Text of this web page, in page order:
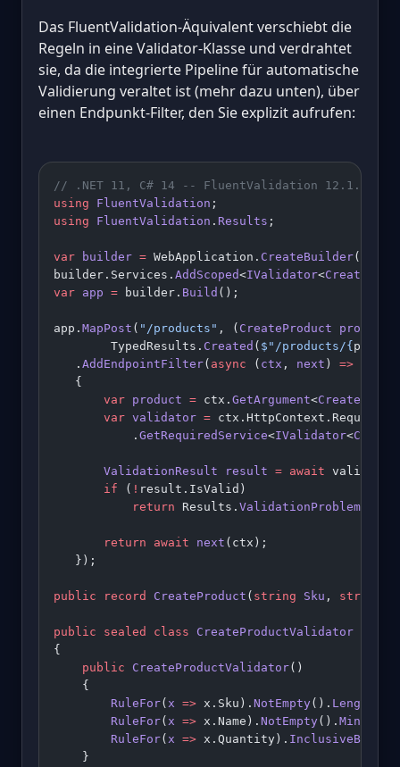
Das FluentValidation-Äquivalent verschiebt die
Regeln in eine Validator-Klasse und verdrahtet
sie, da die integrierte Pipeline für automatische
Validierung veraltet ist (mehr dazu unten), über
einen Endpunkt-Filter, den Sie explizit aufrufen:
// .NET 11, C# 14 -- FluentValidation 12.1.1
using FluentValidation ;
using FluentValidation . Results ;
var builder = WebApplication. CreateBuilder
builder.Services. AddScoped<IValidator<
var app = builder. Build ();
app. MapPost ( "/products" , ( CreateProduct product
        TypedResults.
Created ( $"/products/{
   .
AddEndpointFilter( async ( ctx , next ) =>
   {
       var
product = ctx. GetArgument<
       var
validator =
           .
GetRequiredService<IValidator<
       ValidationResult
result = await
       if
( ! result.IsValid)
           return
Results. ValidationProblem
       return
await next (ctx);
   });
public record CreateProduct ( string Sku , string
public sealed class CreateProductValidator
{
    public
CreateProductValidator()
    {
        RuleFor
( x => x.Sku). NotEmpty(). Length
        RuleFor
( x => x.Name). NotEmpty().
        RuleFor
( x => x.Quantity).
    }